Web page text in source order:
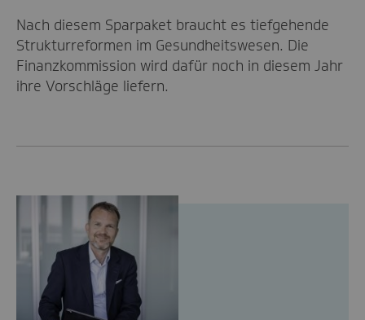
Nach diesem Sparpaket braucht es tiefgehende
Strukturreformen im Gesundheitswesen. Die
Finanzkommission wird dafür noch in diesem Jahr
ihre Vorschläge liefern.